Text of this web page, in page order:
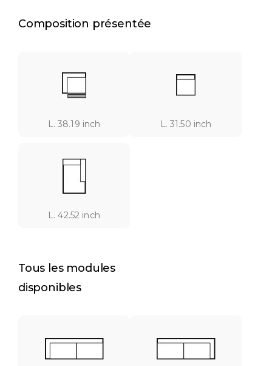
Composition présentée
L. 38.19 inch L. 31.50 inch
L. 42.52 inch
Tous les modules
disponibles